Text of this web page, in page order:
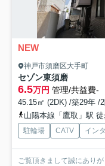
NEW
神戸市須磨区大手町
セゾン東須磨
6.5万円 管理/共益費-
45.15㎡ (2DK) /築29年 /
山陽本線「鷹取」駅
駐輪場 CATV イン
ご覧頂きまして誠にあり